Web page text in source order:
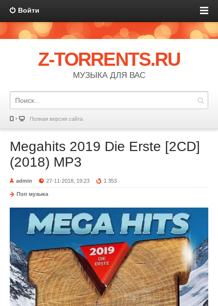
Войти
Z-TORRENTS.RU
МУЗЫКА ДЛЯ ВАС
Полная версия сайта
Megahits 2019 Die Erste [2CD]
(2018) MP3
admin 27-11-2018, 19:23 1 353
Поп музыка